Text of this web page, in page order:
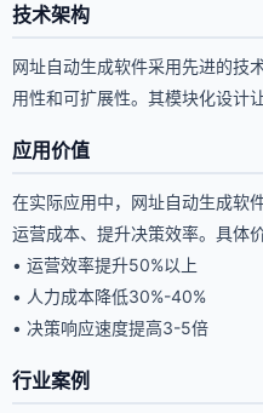
技术架构
网址自动生成软件采用先进的技
用性和可扩展性。其模块化设计
应用价值
在实际应用中，网址自动生成软
运营成本、提升决策效率。具体
• 运营效率提升50%以上
• 人力成本降低30%-40%
• 决策响应速度提高3-5倍
行业案例